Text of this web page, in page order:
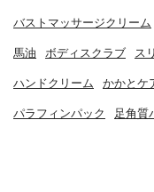
バストマッサージクリーム
馬油 ボディスクラブ ス
ハンドクリーム かかとケ
パラフィンパック 足角質